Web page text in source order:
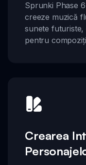
Sprunki Phase
creeze muzică
sunete futuriste,
pentru
Crearea